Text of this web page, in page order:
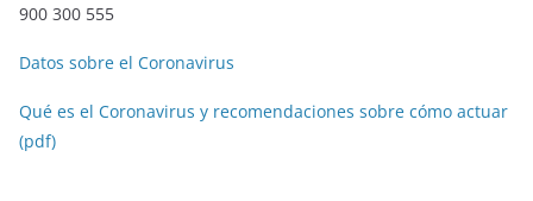
900 300 555
Datos sobre el Coronavirus
Qué es el Coronavirus y recomendaciones sobre cómo actuar
(pdf)